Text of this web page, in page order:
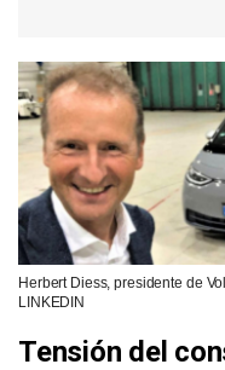
Herbert Diess, presidente de
LINKEDIN
Tensión del